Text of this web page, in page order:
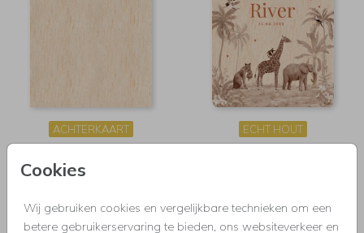
Cookies
Wij gebruiken cookies en vergelijkbare technieken om een
betere gebruikerservaring te bieden, ons websiteverkeer en
ACHTERKAART ECHT HOUT
GEBOORTE